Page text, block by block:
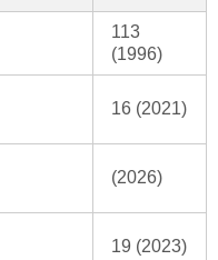
113
(1996)
16 (2021)
(2026)
19 (2023)